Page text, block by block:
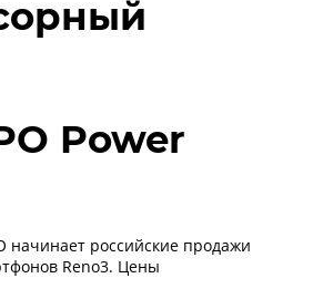
Power
начинает российские продажи
Reno3. Цены